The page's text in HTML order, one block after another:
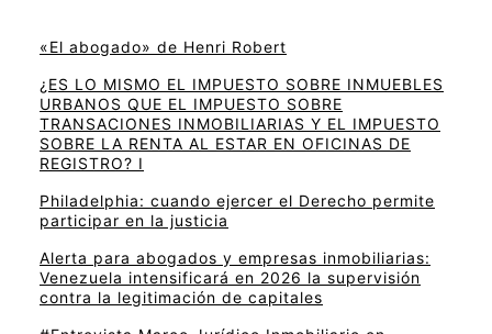
«El abogado» de Henri Robert
¿ES LO MISMO EL IMPUESTO SOBRE INMUEBLES
URBANOS QUE EL IMPUESTO SOBRE
TRANSACIONES INMOBILIARIAS Y EL IMPUESTO
SOBRE LA RENTA AL ESTAR EN OFICINAS DE
REGISTRO? I
Philadelphia: cuando ejercer el Derecho permite
participar en la justicia
Alerta para abogados y empresas inmobiliarias:
Venezuela intensificará en 2026 la supervisión
contra la legitimación de capitales